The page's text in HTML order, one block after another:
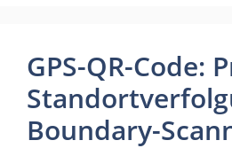
GPS-QR-Code:
Boundary-